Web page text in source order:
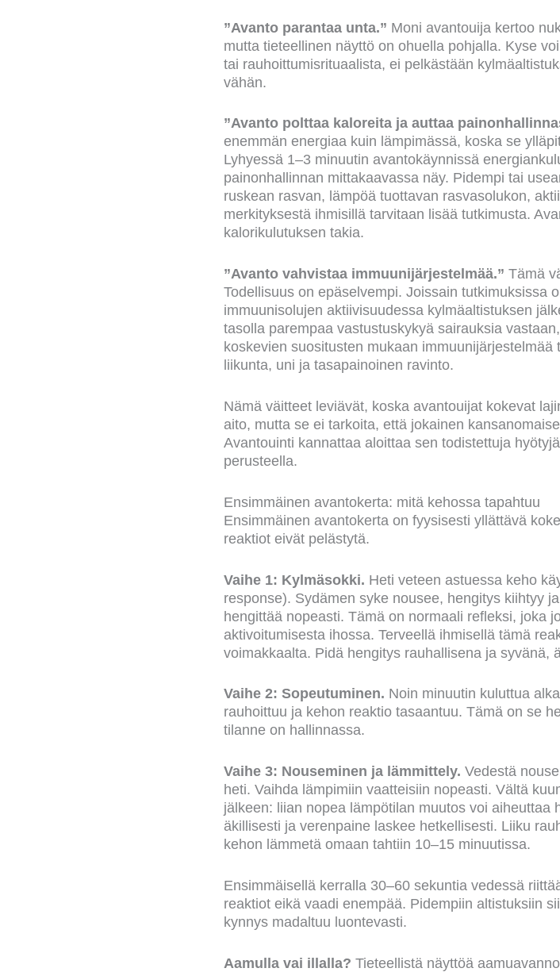
”Avanto parantaa unta.” Moni avantouija kertoo
mutta tieteellinen näyttö on ohuella pohjalla. Kyse
tai rauhoittumisrituaalista, ei pelkästään
vähän.
”Avanto polttaa kaloreita ja auttaa
enemmän energiaa kuin lämpimässä, koska se
Lyhyessä 1–3 minuutin avantokäynnissä
painonhallinnan mittakaavassa näy. Pidempi tai
ruskean rasvan, lämpöä tuottavan rasvasolukon,
merkityksestä ihmisillä tarvitaan lisää tutkimusta.
kalorikulutuksen takia.
”Avanto vahvistaa immuunijärjestelmää.” Tämä
Todellisuus on epäselvempi. Joissain tutkimuksissa
immuunisolujen aktiivisuudessa kylmäaltistuksen
tasolla parempaa vastustuskykyä sairauksia
koskevien suositusten mukaan
liikunta, uni ja tasapainoinen ravinto.
Nämä väitteet leviävät, koska avantouijat kokevat
aito, mutta se ei tarkoita, että jokainen
Avantouinti kannattaa aloittaa sen todistettuja
perusteella.
Ensimmäinen avantokerta: mitä kehossa tapahtuu
Ensimmäinen avantokerta on fyysisesti yllättävä
reaktiot eivät pelästytä.
Vaihe 1: Kylmäsokki. Heti veteen astuessa keho
response). Sydämen syke nousee, hengitys kiihtyy
hengittää nopeasti. Tämä on normaali refleksi, joka
aktivoitumisesta ihossa. Terveellä ihmisellä tämä
voimakkaalta. Pidä hengitys rauhallisena ja syvänä,
Vaihe 2: Sopeutuminen. Noin minuutin kuluttua
rauhoittuu ja kehon reaktio tasaantuu. Tämä on se
tilanne on hallinnassa.
Vaihe 3: Nouseminen ja lämmittely. Vedestä
heti. Vaihda lämpimiin vaatteisiin nopeasti. Vältä
jälkeen: liian nopea lämpötilan muutos voi aiheuttaa
äkillisesti ja verenpaine laskee hetkellisesti. Liiku
kehon lämmetä omaan tahtiin 10–15 minuutissa.
Ensimmäisellä kerralla 30–60 sekuntia vedessä
reaktiot eikä vaadi enempää. Pidempiin altistuksiin
kynnys madaltuu luontevasti.
Aamulla vai illalla? Tieteellistä näyttöä